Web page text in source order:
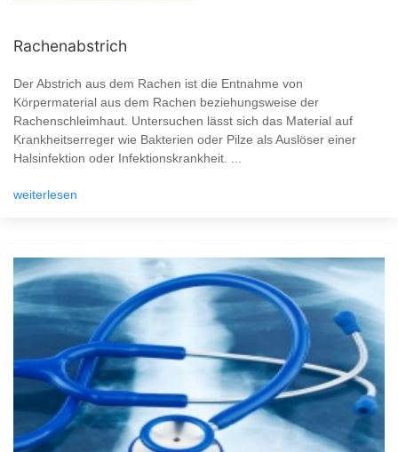
Rachenabstrich
Der Abstrich aus dem Rachen ist die Entnahme von
Körpermaterial aus dem Rachen beziehungsweise der
Rachenschleimhaut. Untersuchen lässt sich das Material auf
Krankheitserreger wie Bakterien oder Pilze als Auslöser einer
Halsinfektion oder Infektionskrankheit. ...
weiterlesen